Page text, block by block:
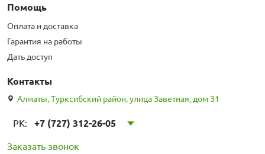
Помощь
Оплата и доставка
Гарантия на работы
Дать доступ
Контакты
Алматы, Турксибский район, улица Заветная, дом 31
РК: +7 (727) 312-26-05
Заказать звонок